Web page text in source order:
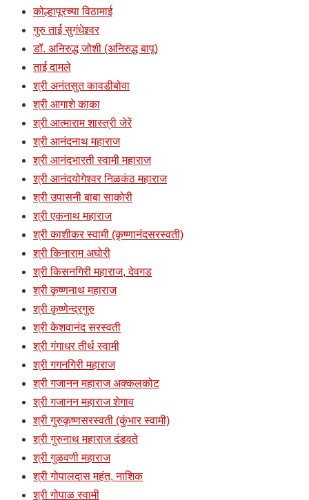
कोल्हापूरच्या विठामाई
गुरु ताई सुगंधेश्र्वर
डॉ. अनिरुद्ध जोशी (अनिरुद्ध बापू)
ताई दामले
श्री अनंतसुत कावडीबोवा
श्री आगाशे काका
श्री आत्माराम शास्त्री जेरें
श्री आनंदनाथ महाराज
श्री आनंदभारती स्वामी महाराज
श्री आनंदयोगेश्वर निळकंठ महाराज
श्री उपासनी बाबा साकोरी
श्री एकनाथ महाराज
श्री काशीकर स्वामी (कृष्णानंदसरस्वती)
श्री किनाराम अघोरी
श्री किसनगिरी महाराज, देवगड
श्री कृष्णनाथ महाराज
श्री कृष्णेन्द्रगुरु
श्री केशवानंद सरस्वती
श्री गंगाधर तीर्थ स्वामी
श्री गगनगिरी महाराज
श्री गजानन महाराज अक्कलकोट
श्री गजानन महाराज शेगाव
श्री गुरुकृष्णसरस्वती (कुंभार स्वामी)
श्री गुरुनाथ महाराज दंडवते
श्री गुळवणी महाराज
श्री गोपालदास महंत, नाशिक
श्री गोपाळ स्वामी